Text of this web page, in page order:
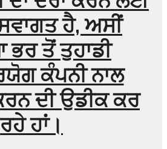
ਹੈ, ਅਸੀਂ
ਤੋਂ ਤੁਹਾਡੀ
ਕੰਪਨੀ ਨਾਲ
ਦੀ ਉਡੀਕ ਕਰ
ਰਹੇ ਹਾਂ।